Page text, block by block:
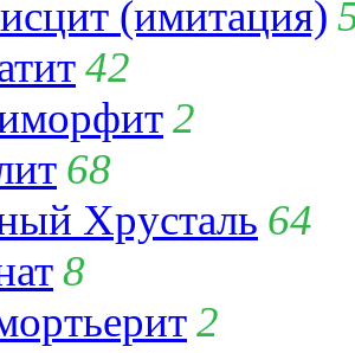
(имитация)
42
2
68
Хрусталь 64
8
2